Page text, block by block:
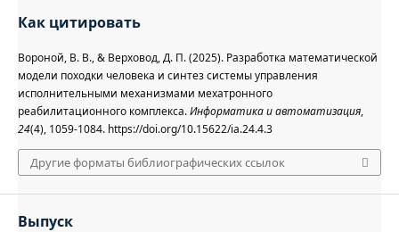
Как цитировать
Вороной, В. В., & Верховод, Д. П. (2025). Разработка математической
модели походки человека и синтез системы управления
исполнительными механизмами мехатронного
реабилитационного комплекса.Информатика и автоматизация,
24(4), 1059-1084. https://doi.org/10.15622/ia.24.4.3
Другие форматы библиографических ссылок
Выпуск